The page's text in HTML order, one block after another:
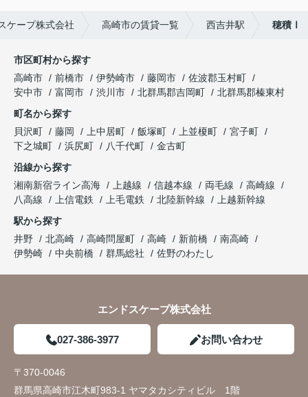
ケープ株式会社 高崎市の賃貸一覧 西吉井駅 穂積Ⅰ
市区町村から探す
高崎市
前橋市 伊勢崎市 藤岡市
佐波郡玉村町
安中市
富岡市 渋川市 北群馬郡吉岡町
北群馬郡榛東村
町名から探す
貝沢町
藤岡 上中居町 飯塚町 上並榎町
宮子町
下之城町
浜尻町 八千代町
金古町
沿線から探す
湘南新宿ライン高海
上越線 信越本線 両毛線
高崎線
八高線
上信電鉄 上毛電鉄 北陸新幹線
上越新幹線
駅から探す
井野
北高崎 高崎問屋町 高崎 新前橋
南高崎
伊勢崎
中央前橋 群馬総社 佐野のわたし
エンドスケープ株式会社
027-386-3977 お問い合わせ
〒370-0046
群馬県高崎市江木町983-1 ヤマタカシティビル 1階